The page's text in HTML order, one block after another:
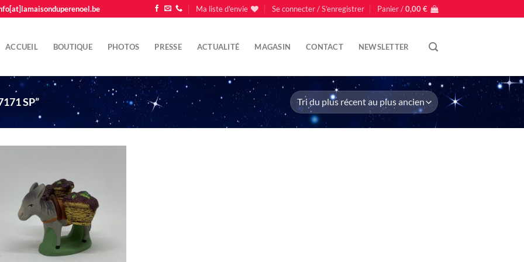
Ma liste d'envie Se connecter / S’enregistrer Panier /0,00€
ACCUEIL BOUTIQUE PHOTOS PRESSE ACTUALITÉ MAGASIN CONTACT NEWSLETTER
SP”